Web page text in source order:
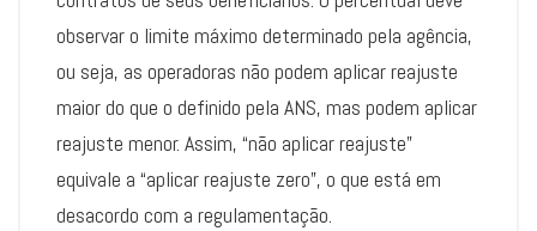
observar o limite máximo determinado pela agência,
ou seja, as operadoras não podem aplicar reajuste
maior do que o definido pela ANS, mas podem aplicar
reajuste menor. Assim, “não aplicar reajuste”
equivale a “aplicar reajuste zero”, o que está em
desacordo com a regulamentação.